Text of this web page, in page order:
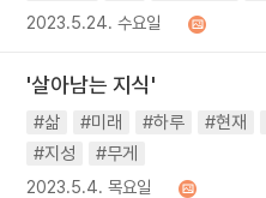
2023.5.24. 수요일
'살아남는 지식'
#삶 #미래 #하루 #현재
#지성
#무게
2023.5.4. 목요일